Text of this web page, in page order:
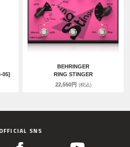
05]
BEHRINGER
RING STINGER
22,550円 (税込)
OFFICIAL SNS